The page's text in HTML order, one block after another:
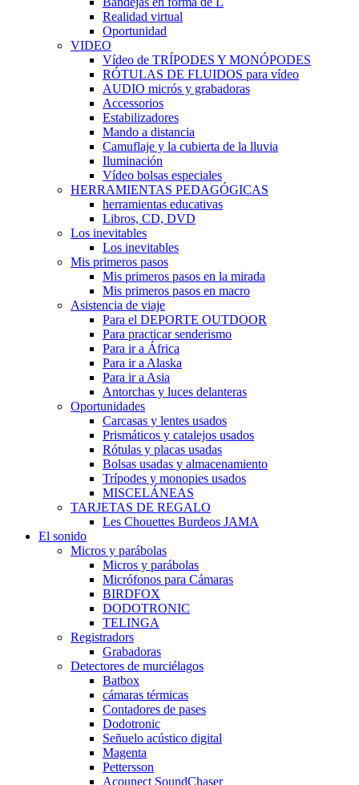
Realidad virtual
Oportunidad
VIDEO
Vídeo de TRÍPODES Y MONÓPODES
RÓTULAS DE FLUIDOS para vídeo
AUDIO micrós y grabadoras
Accessorios
Estabilizadores
Mando a distancia
Camuflaje y la cubierta de la lluvia
Iluminación
Vídeo bolsas especiales
HERRAMIENTAS PEDAGÓGICAS
herramientas educativas
Libros, CD, DVD
Los inevitables
Los inevitables
Mis primeros pasos
Mis primeros pasos en la mirada
Mis primeros pasos en macro
Asistencia de viaje
Para el DEPORTE OUTDOOR
Para practicar senderismo
Para ir a África
Para ir a Alaska
Para ir a Asia
Antorchas y luces delanteras
Oportunidades
Carcasas y lentes usados
Prismáticos y catalejos usados
Rótulas y placas usadas
Bolsas usadas y almacenamiento
Trípodes y monopies usados
MISCELÁNEAS
TARJETAS DE REGALO
Les Chouettes Burdeos JAMA
El sonido
Micros y parábolas
Micros y parábolas
Micrófonos para Cámaras
BIRDFOX
DODOTRONIC
TELINGA
Registradors
Grabadoras
Detectores de murciélagos
Batbox
cámaras térmicas
Contadores de pases
Dodotronic
Señuelo acústico digital
Magenta
Pettersson
Acounect SoundChaser